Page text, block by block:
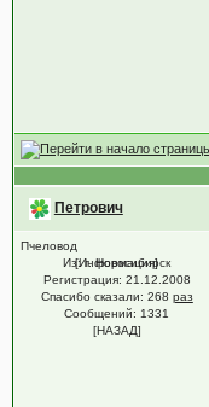
Петрович
Пчеловод
[Информация]
Из: г. Новосибирск
Регистрация: 21.12.2008
Спасибо сказали: 268 раз
Сообщений: 1331
[НАЗАД]